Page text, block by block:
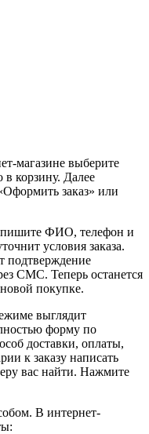
магазине выберите
в корзину. Далее
заказ» или
ФИО, телефон и
условия заказа.
подтверждение
СМС. Теперь останется
покупке.
выглядит
форму по
доставки, оплаты,
к заказу написать
вас найти. Нажмите
В интернет-